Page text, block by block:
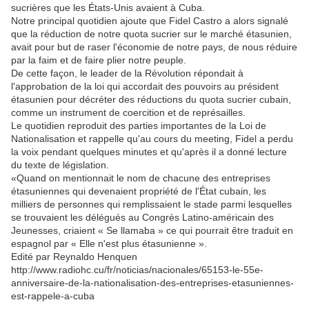
sucrières que les États-Unis avaient à Cuba.
Notre principal quotidien ajoute que Fidel Castro a alors signalé
que la réduction de notre quota sucrier sur le marché étasunien,
avait pour but de raser l'économie de notre pays, de nous réduire
par la faim et de faire plier notre peuple.
De cette façon, le leader de la Révolution répondait à
l'approbation de la loi qui accordait des pouvoirs au président
étasunien pour décréter des réductions du quota sucrier cubain,
comme un instrument de coercition et de représailles.
Le quotidien reproduit des parties importantes de la Loi de
Nationalisation et rappelle qu'au cours du meeting, Fidel a perdu
la voix pendant quelques minutes et qu'après il a donné lecture
du texte de législation.
«Quand on mentionnait le nom de chacune des entreprises
étasuniennes qui devenaient propriété de l'État cubain, les
milliers de personnes qui remplissaient le stade parmi lesquelles
se trouvaient les délégués au Congrès Latino-américain des
Jeunesses, criaient « Se llamaba » ce qui pourrait être traduit en
espagnol par « Elle n'est plus étasunienne ».
Edité par Reynaldo Henquen
http://www.radiohc.cu/fr/noticias/nacionales/65153-le-55e-
anniversaire-de-la-nationalisation-des-entreprises-etasuniennes-
est-rappele-a-cuba